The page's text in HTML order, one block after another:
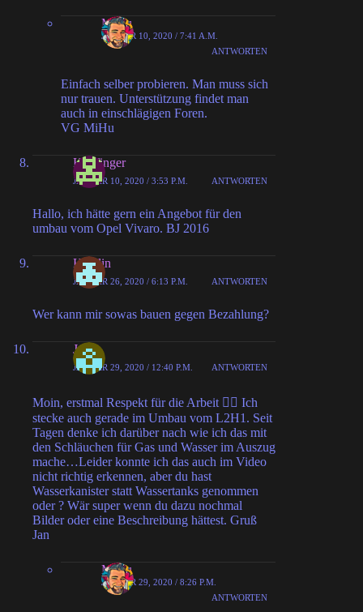
MiHu
JANUAR 10, 2020 / 7:41 A.M.
ANTWORTEN
Einfach selber probieren. Man muss sich
nur trauen. Unterstützung findet man
auch in einschlägigen Foren.
VG MiHu
Höpfinger
JANUAR 10, 2020 / 3:53 P.M. ANTWORTEN
Hallo, ich hätte gern ein Angebot für den
umbau vom Opel Vivaro. BJ 2016
Heinlin
JANUAR 26, 2020 / 6:13 P.M. ANTWORTEN
Wer kann mir sowas bauen gegen Bezahlung?
Jan
JANUAR 29, 2020 / 12:40 P.M. ANTWORTEN
Moin, erstmal Respekt für die Arbeit 👍🏻 Ich
stecke auch gerade im Umbau vom L2H1. Seit
Tagen denke ich darüber nach wie ich das mit
den Schläuchen für Gas und Wasser im Auszug
mache…Leider konnte ich das auch im Video
nicht richtig erkennen, aber du hast
Wasserkanister statt Wassertanks genommen
oder ? Wär super wenn du dazu nochmal
Bilder oder eine Beschreibung hättest. Gruß
Jan
MiHu
JANUAR 29, 2020 / 8:26 P.M.
ANTWORTEN